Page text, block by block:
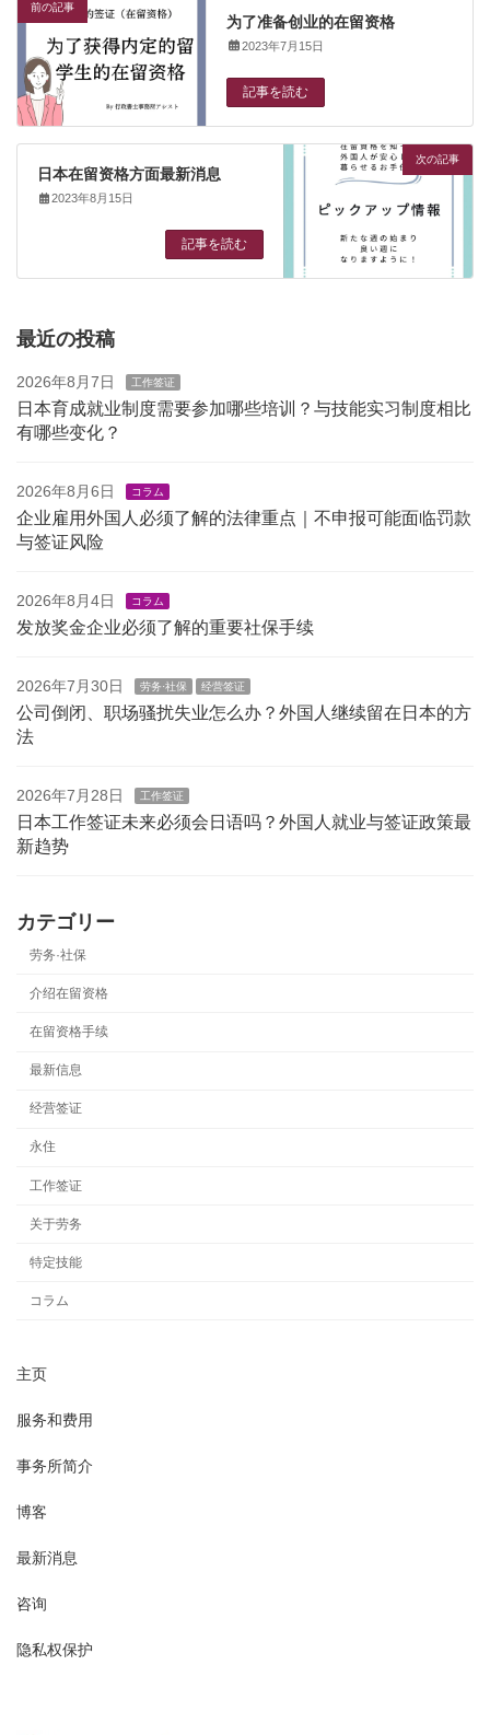
前の記事
为了准备创业的在留资格
2023年7月15日
記事を読む
次の記事
日本在留资格方面最新消息
2023年8月15日
記事を読む
最近の投稿
2026年8月7日 工作签证
日本育成就业制度需要参加哪些培训？与技能实习制度相比
有哪些变化？
2026年8月6日 コラム
企业雇用外国人必须了解的法律重点｜不申报可能面临罚款
与签证风险
2026年8月4日 コラム
发放奖金企业必须了解的重要社保手续
2026年7月30日 劳务·社保 经营签证
公司倒闭、职场骚扰失业怎么办？外国人继续留在日本的方
法
2026年7月28日 工作签证
日本工作签证未来必须会日语吗？外国人就业与签证政策最
新趋势
カテゴリー
劳务·社保
介绍在留资格
在留资格手续
最新信息
经营签证
永住
工作签证
关于劳务
特定技能
コラム
主页
服务和费用
事务所简介
博客
最新消息
咨询
隐私权保护